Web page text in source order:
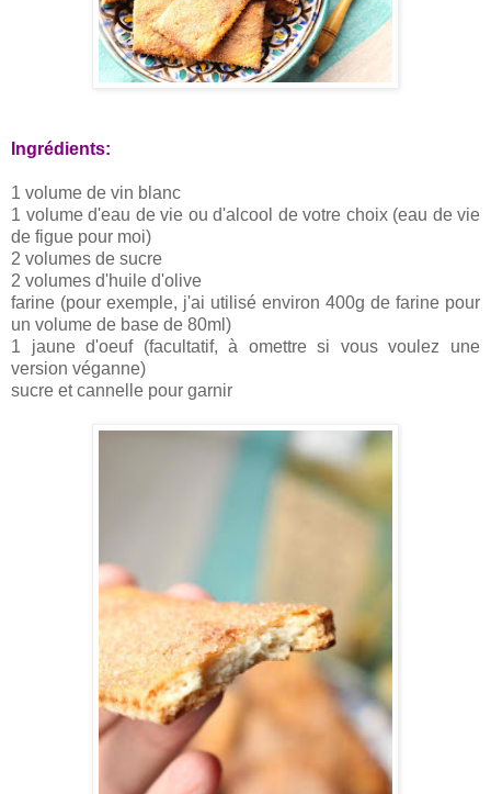
Ingrédients:
1 volume de vin blanc
1 volume d'eau de vie ou d'alcool de votre choix (eau de vie
de figue pour moi)
2 volumes de sucre
2 volumes d'huile d'olive
farine (pour exemple, j'ai utilisé environ 400g de farine pour
un volume de base de 80ml)
1 jaune d'oeuf (facultatif, à omettre si vous voulez une
version véganne)
sucre et cannelle pour garnir